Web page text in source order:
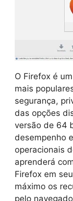
O Firefox é
mais
segurança,
das opções
versão de 64
desempenho
operacionais
aprenderá
Firefox em
máximo os
pelo